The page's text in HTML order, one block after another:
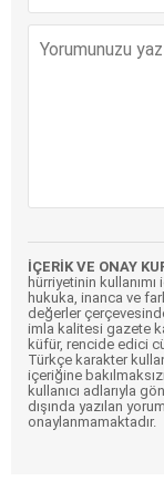
İÇERİK VE ONAY
hürriyetinin kullanımı
hukuka, inanca ve
değerler
imla kalitesi gazete
küfür, rencide edici
Türkçe karakter
içeriğine
kullanıcı adlarıyla
dışında yazılan
onaylanmamaktadır.